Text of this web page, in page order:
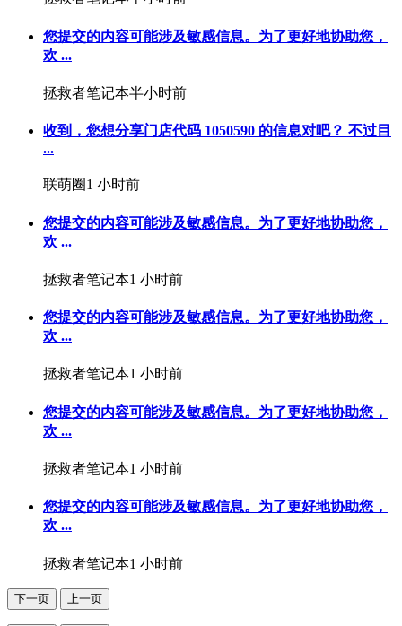
您提交的内容可能涉及敏感信息。为了更好地协助您，
欢 ...
拯救者笔记本半小时前
收到，您想分享门店代码 1050590 的信息对吧？ 不过目
...
联萌圈1 小时前
您提交的内容可能涉及敏感信息。为了更好地协助您，
欢 ...
拯救者笔记本1 小时前
您提交的内容可能涉及敏感信息。为了更好地协助您，
欢 ...
拯救者笔记本1 小时前
您提交的内容可能涉及敏感信息。为了更好地协助您，
欢 ...
拯救者笔记本1 小时前
您提交的内容可能涉及敏感信息。为了更好地协助您，
欢 ...
拯救者笔记本1 小时前
下一页 上一页